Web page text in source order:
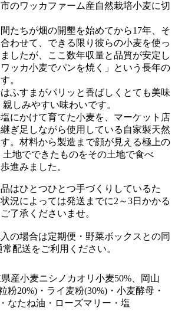
のワッカファーム産自然栽培小麦に切
たちが畑の開墾を始めてから17年、そ
わせて、できる限り彼らの小麦を使っ
したが、ここ数年収量と品質が安定し
ッカ小麦でパンを焼く」という長年の
。
ふすまがパリッと香ばしくとても美味
しみやすい味わいです。
にかけて育てた小麦を、マーケット店
ぎ足しながら使用している自家製天然
。材料から製造まで顔が見える極上の
地でできたものをその土地で食べ
進みました。
はひとつひとつ手づくりしているた
況によっては発送までに2～3日かかる
了承くださいませ。
の場合は定期便・野菜ボックスとの同
配送をご利用ください。
産小麦ニシノカオリ小麦50%、岡山
粉20%)・ライ麦粉(30%)・小麦酵母・
なたね油・ローズマリー・塩